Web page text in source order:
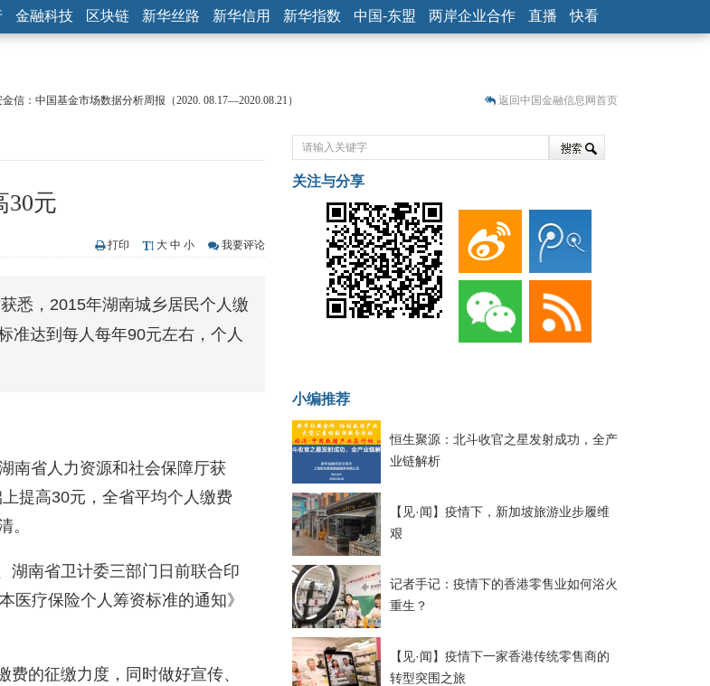
金融科技 区块链 新华丝路 新华信用 新华指数 中国-东盟 两岸企业合作 直播 快看
信：中国基金市场数据分析周报（2020. 08.17—2020.08.21）
信：中国基金市场数据分析周报（2020. 07.27—2020.07.31）
华财经调查】同业存单、结构性存款玩起“跷跷板” 结构性失衡藏
公开市场净投放300亿元 短端资金利率明显下行
聚源：北斗收官之星发射成功，全产业链解析
返回中国金融信息网首页
30元
打印 大 中 小 我要评论
悉，2015年湖南城乡居民个人缴
准达到每人每年90元左右，个人
南省人力资源和社会保障厅获
提高30元，全省平均个人缴费
。
湖南省卫计委三部门日前联合印
医疗保险个人筹资标准的通知》
费的征缴力度，同时做好宣传、
关注与分享
小编推荐
恒生聚源：北斗收官之星发射成功，全产
业链解析
【见·闻】疫情下，新加坡旅游业步履维
艰
记者手记：疫情下的香港零售业如何浴火
重生？
【见·闻】疫情下一家香港传统零售商的
转型突围之旅